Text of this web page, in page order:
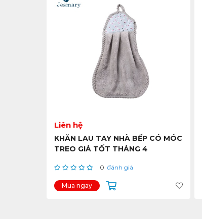
Liên hệ
KHĂN LAU TAY NHÀ BẾP CÓ MÓC
TREO GIÁ TỐT THÁNG 4
0 đánh giá
Mua ngay